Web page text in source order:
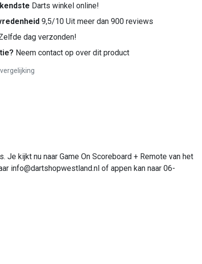
Darts winkel online!
9,5/10 Uit meer dan 900 reviews
dag verzonden!
Neem contact op over dit product
kijkt nu naar Game On Scoreboard + Remote van het
info@dartshopwestland.nl of appen kan naar 06-